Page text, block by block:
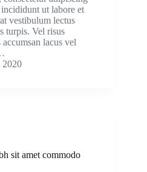
ut labore et
vestibulum lectus
turpis. Vel risus
lacus vel
2020
sit amet commodo